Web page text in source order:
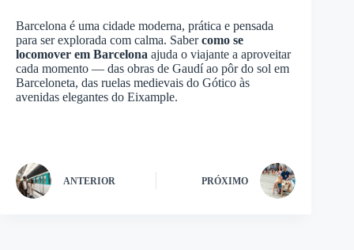
Barcelona é uma cidade moderna, prática e pensada
para ser explorada com calma. Sabercomo se
locomover em Barcelona ajuda o viajante a aproveitar
cada momento — das obras de Gaudí ao pôr do sol em
Barceloneta, das ruelas medievais do Gótico às
avenidas elegantes do Eixample.
ANTERIOR PRÓXIMO